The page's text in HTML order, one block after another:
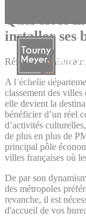
La connaissance des
installer ses
Références - Bureaux
A l’échelle
classement des
elle devient la
bénéficier d’un réel
d’activités
de plus en plus de
principal pôle
villes françaises où
De par son
des métropoles
revanche, il est
d'accueil de vos